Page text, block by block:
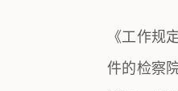
《工作规
件的检察